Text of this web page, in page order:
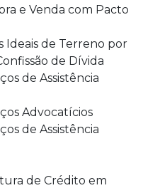
e Venda com Pacto
Ideais de Terreno por
de Dívida
de Assistência
Advocatícios
de Assistência
de Crédito em